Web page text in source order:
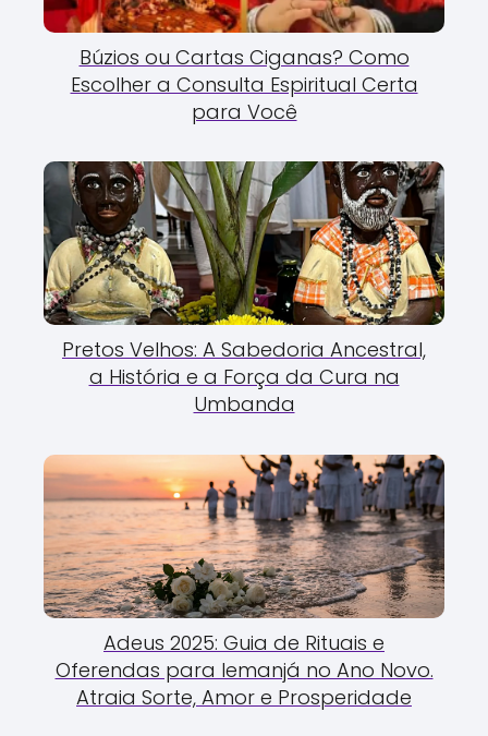
Búzios ou Cartas Ciganas? Como
Escolher a Consulta Espiritual Certa
para Você
Pretos Velhos: A Sabedoria Ancestral,
a História e a Força da Cura na
Umbanda
Adeus 2025: Guia de Rituais e
Oferendas para Iemanjá no Ano Novo.
Atraia Sorte, Amor e Prosperidade